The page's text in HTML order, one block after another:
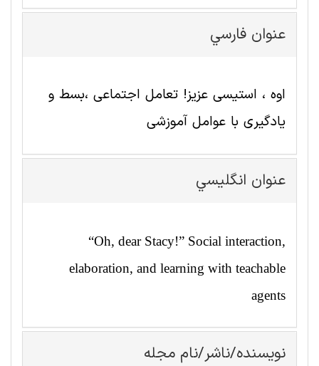
عنوان فارسي
اوه ، استیسی عزیز! تعامل اجتماعی ،بسط و
یادگیری با عوامل آموزشی
عنوان انگليسي
“Oh, dear Stacy!” Social interaction,
elaboration, and learning with teachable
agents
نویسنده/ناشر/نام مجله